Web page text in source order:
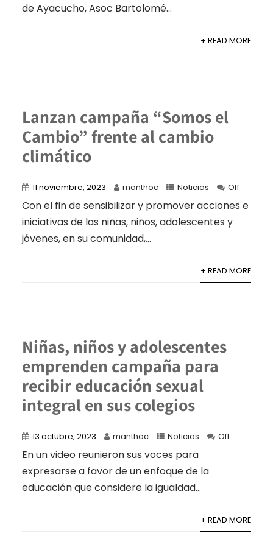
de Ayacucho, Asoc Bartolomé...
+ READ MORE
Lanzan campaña “Somos el
Cambio” frente al cambio
climático
11 noviembre, 2023 manthoc Noticias Off
Con el fin de sensibilizar y promover acciones e
iniciativas de las niñas, niños, adolescentes y
jóvenes, en su comunidad,...
+ READ MORE
Niñas, niños y adolescentes
emprenden campaña para
recibir educación sexual
integral en sus colegios
13 octubre, 2023 manthoc Noticias Off
En un video reunieron sus voces para
expresarse a favor de un enfoque de la
educación que considere la igualdad...
+ READ MORE